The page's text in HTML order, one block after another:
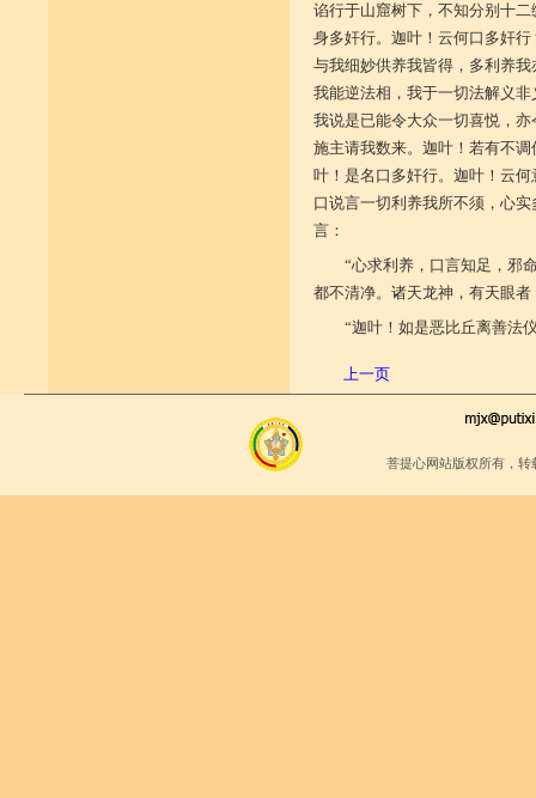
谄行于山窟树下，不知分别十
身多奸行。迦叶！云何口多奸
与我细妙供养我皆得，多利养
我能逆法相，我于一切法解义
我说是已能令大众一切喜悦，
施主请我数来。迦叶！若有不
叶！是名口多奸行。迦叶！云
口说言一切利养我所不须，心
言：
“心求利养，口言知足，邪
都不清净。诸天龙神，有天眼
“迦叶！如是恶比丘离善法
上一页
菩提心网站版权所有，